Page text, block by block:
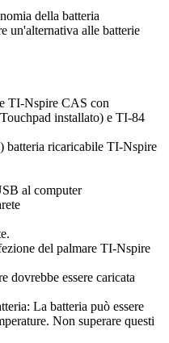
della batteria
un'alternativa alle batterie
TI-Nspire CAS con
installato) e TI-84
batteria ricaricabile TI-Nspire
al computer
del palmare TI-Nspire
dovrebbe essere caricata
La batteria può essere
Non superare questi